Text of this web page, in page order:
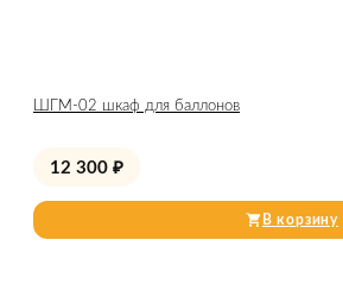
ШГМ-02 шкаф для баллонов
12 300 ₽
В корзину